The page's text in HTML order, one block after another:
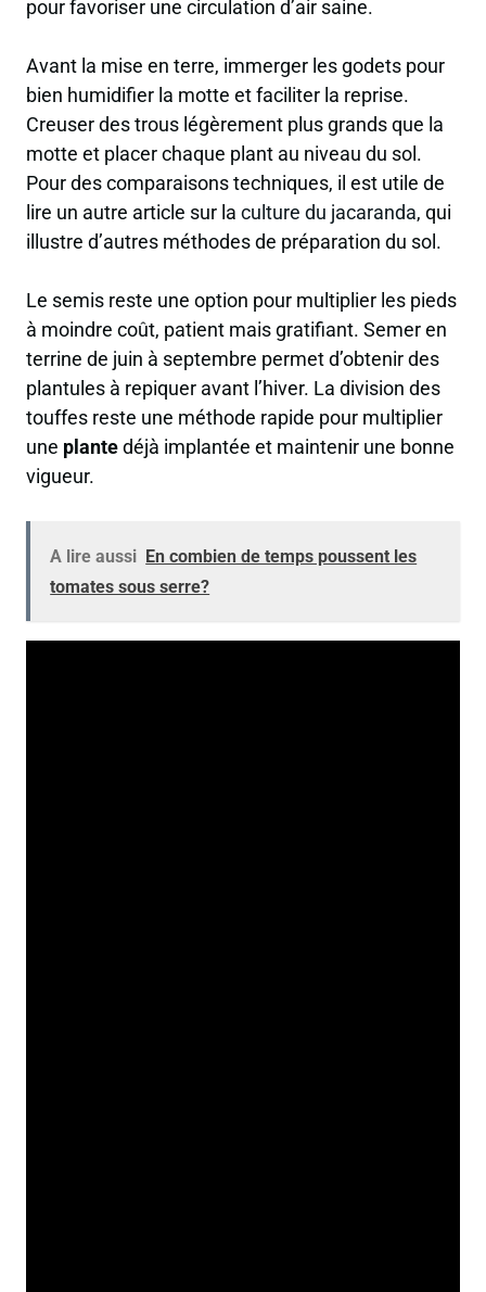
pour favoriser une circulation d’air saine.
Avant la mise en terre, immerger les godets pour
bien humidifier la motte et faciliter la reprise.
Creuser des trous légèrement plus grands que la
motte et placer chaque plant au niveau du sol.
Pour des comparaisons techniques, il est utile de
lire un autre article sur la culture du jacaranda, qui
illustre d’autres méthodes de préparation du sol.
Le semis reste une option pour multiplier les pieds
à moindre coût, patient mais gratifiant. Semer en
terrine de juin à septembre permet d’obtenir des
plantules à repiquer avant l’hiver. La division des
touffes reste une méthode rapide pour multiplier
une plantedéjà implantée et maintenir une bonne
vigueur.
A lire aussi En combien de temps poussent les
tomates sous serre?